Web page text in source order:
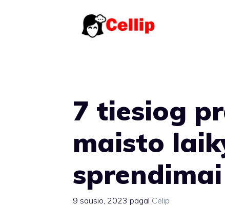
7 tiesiog
maisto
sprendimai
9 sausio, 2023 pagal Celip